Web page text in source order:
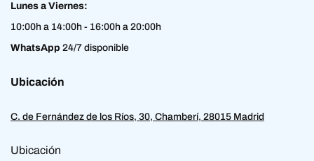
Lunes a Viernes:
10:00h a 14:00h - 16:00h a 20:00h
WhatsApp 24/7 disponible
Ubicación
C. de Fernández de los Ríos, 30, Chamberí, 28015 Madrid
Ubicación